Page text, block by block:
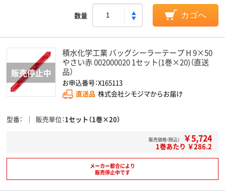
数量 カゴへ
積水化学工業 バッグシーラーテープ H 9×50
やさい赤 002000020 1セット(1巻×20)（直送
品）
お申込番号：X165113
直送品 株式会社シモジマからお届け
型番 販売単位 1セット（1巻×20）
販売価格（税込） ￥5,724
1巻あたり ￥286.2
メーカー都合により
販売停止中です